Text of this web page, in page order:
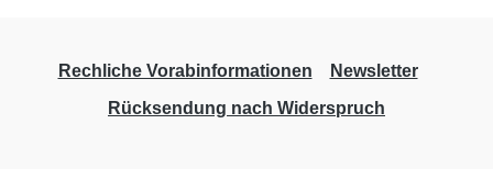
Sanjeevini-Karte auf bis zu 12 Empfänger,
Neutralise-Symbol in A4 (laminiert 2*125µ),
Rechliche Vorabinformationen
Newsletter
Rücksendung nach Widerspruch